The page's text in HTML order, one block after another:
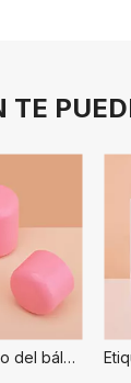
TE
Envase plástico del bálsamo labial del lápiz labial del lápiz labial del desodorante 7.2g